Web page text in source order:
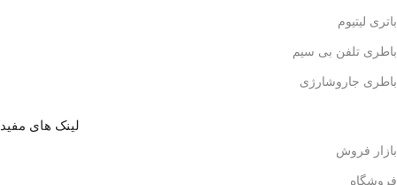
باتری لیتیوم
باطری تلفن بی سیم
باطری جاروشارژی
لینک های مفید
بازار فروش
فروشگاه